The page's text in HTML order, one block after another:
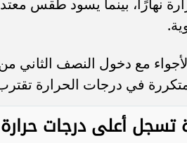
مع دخول النصف الثاني
في درجات الحرارة
تسجل أعلى درجات